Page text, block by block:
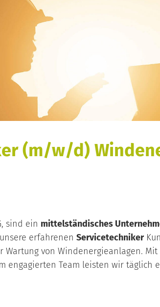
(m/w/d)
sind ein mittelständisches
erfahrenen Servicetechniker
Wartung von Windenergieanlagen.
engagierten Team leisten wir täglich